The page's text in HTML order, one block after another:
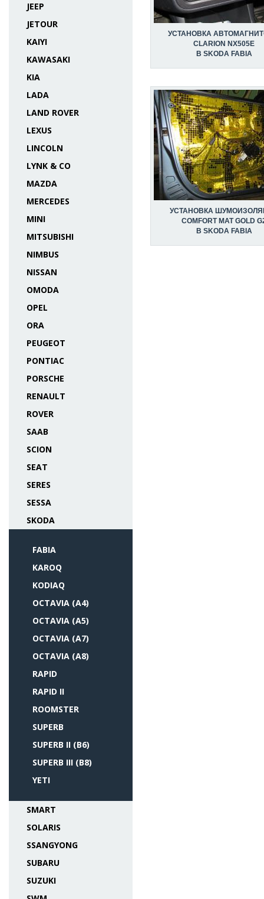
JEEP
JETOUR
KAIYI
KAWASAKI
KIA
LADA
LAND ROVER
LEXUS
LINCOLN
LYNK & CO
MAZDA
MERCEDES
MINI
MITSUBISHI
NIMBUS
NISSAN
OMODA
OPEL
ORA
PEUGEOT
PONTIAC
PORSCHE
RENAULT
ROVER
SAAB
SCION
SEAT
SERES
SESSA
SKODA
FABIA
KAROQ
KODIAQ
OCTAVIA (A4)
OCTAVIA (A5)
OCTAVIA (A7)
OCTAVIA (A8)
RAPID
RAPID II
ROOMSTER
SUPERB
SUPERB II (B6)
SUPERB III (B8)
YETI
SMART
SOLARIS
SSANGYONG
SUBARU
SUZUKI
УСТАНОВКА
CLARION NX505E
В SKODA FABIA
УСТАНОВКА
COMFORT MAT GOLD
В SKODA FABIA